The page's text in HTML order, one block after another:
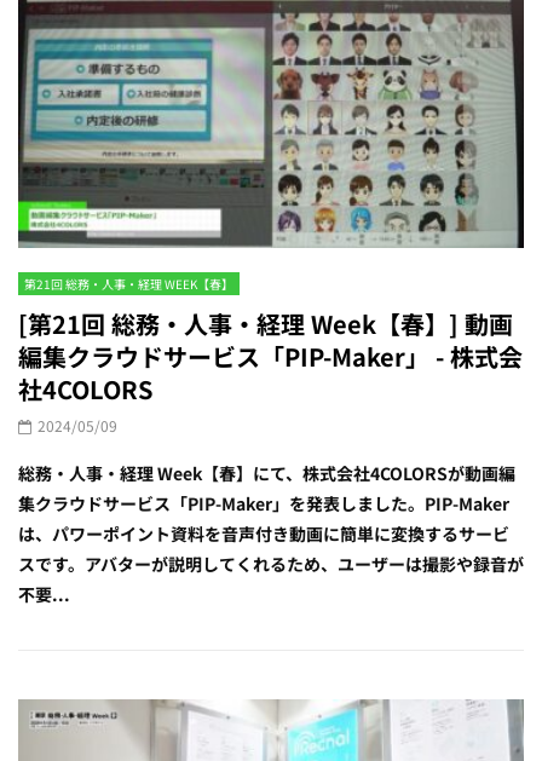
第21回 総務・人事・経理 WEEK【春】
[第21回 総務・人事・経理 Week【春】] 動画
編集クラウドサービス「PIP-Maker」 - 株式会
社4COLORS
2024/05/09
総務・人事・経理 Week【春】にて、株式会社4COLORSが動画編
集クラウドサービス「PIP-Maker」を発表しました。PIP-Maker
は、パワーポイント資料を音声付き動画に簡単に変換するサービ
スです。アバターが説明してくれるため、ユーザーは撮影や録音が
不要...